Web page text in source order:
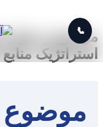
📞
موضوع و عنوان
استراتژیک
موضوع